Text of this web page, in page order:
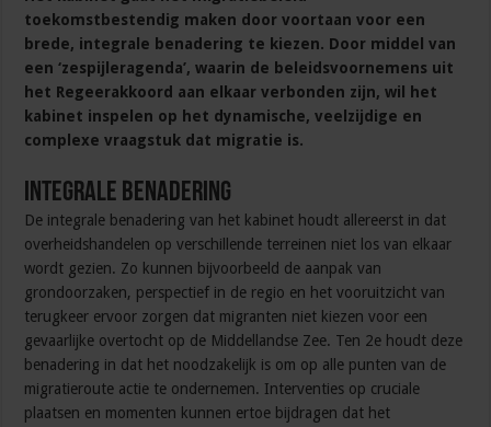
toekomstbestendig maken door voortaan voor een
brede, integrale benadering te kiezen. Door middel van
een ‘zespijleragenda’, waarin de beleidsvoornemens uit
het Regeerakkoord aan elkaar verbonden zijn, wil het
kabinet inspelen op het dynamische, veelzijdige en
complexe vraagstuk dat migratie is.
Integrale benadering
De integrale benadering van het kabinet houdt allereerst in dat
overheidshandelen op verschillende terreinen niet los van elkaar
wordt gezien. Zo kunnen bijvoorbeeld de aanpak van
grondoorzaken, perspectief in de regio en het vooruitzicht van
terugkeer ervoor zorgen dat migranten niet kiezen voor een
gevaarlijke overtocht op de Middellandse Zee. Ten 2e houdt deze
benadering in dat het noodzakelijk is om op alle punten van de
migratieroute actie te ondernemen. Interventies op cruciale
plaatsen en momenten kunnen ertoe bijdragen dat het